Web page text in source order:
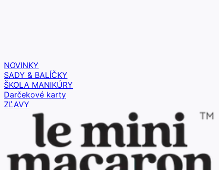
NOVINKY
SADY & BALÍČKY
ŠKOLA MANIKÚRY
Darčekové karty
ZĽAVY